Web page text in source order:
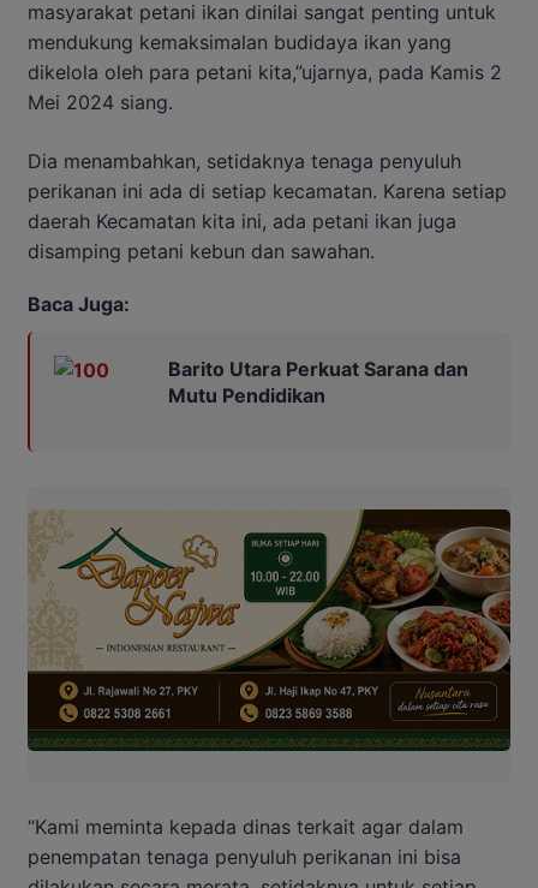
masyarakat petani ikan dinilai sangat penting untuk
mendukung kemaksimalan budidaya ikan yang
dikelola oleh para petani kita,”ujarnya, pada Kamis 2
Mei 2024 siang.
Dia menambahkan, setidaknya tenaga penyuluh
perikanan ini ada di setiap kecamatan. Karena setiap
daerah Kecamatan kita ini, ada petani ikan juga
disamping petani kebun dan sawahan.
Baca Juga:
Barito Utara Perkuat Sarana dan
Mutu Pendidikan
“Kami meminta kepada dinas terkait agar dalam
penempatan tenaga penyuluh perikanan ini bisa